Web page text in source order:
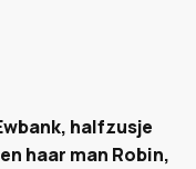
halfzusje
haar man Robin,